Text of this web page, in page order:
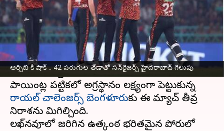
ఆర్సిబి కి షాక్ .. 42 పరుగుల తేడాతో సన్‌రైజర్స్ హైదరాబాద్ గెలుపు
వ్రాసిన వారు Sirish Praharaju May 23, 2025 11:52 pm
ఈ వార్తాకథనం ఏంటి
ఐపీఎల్2025 సీజన్‌లోసన్‌ రైజర్స్ హైదరాబాద్తన
విజయ యాత్రను కొనసాగించింది.
పాయింట్ల పట్టికలో అగ్రస్థానం లక్ష్యంగా పెట్టుకున్న
రాయల్ చాలెంజర్స్ బెంగళూరుకు ఈ మ్యాచ్ తీవ్ర
నిరాశను మిగిల్చింది.
లఖ్‌నవూలో జరిగిన ఉత్కంఠ భరితమైన పోరులో